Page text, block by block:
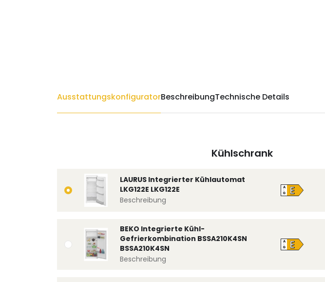
AusstattungskonfiguratorBeschreibungTechnische Details
Kühlschrank
LAURUS Integrierter Kühlautomat
LKG122E LKG122E
Beschreibung
A
↑
G E
BEKO Integrierte Kühl-
Gefrierkombination BSSA210K4SN
BSSA210K4SN
Beschreibung
A
↑
G E